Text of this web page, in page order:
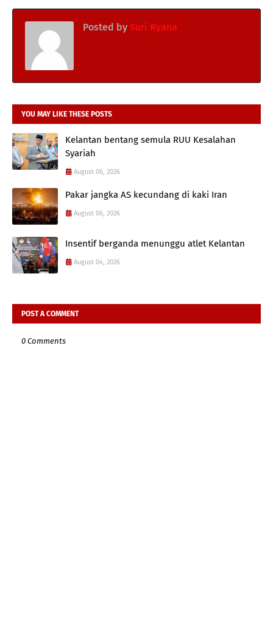
Posted by Suri Ryana
YOU MAY LIKE THESE POSTS
Kelantan bentang semula RUU Kesalahan
Syariah
August 06, 2026
Pakar jangka AS kecundang di kaki Iran
August 06, 2026
Insentif berganda menunggu atlet Kelantan
August 04, 2026
POST A COMMENT
0 Comments